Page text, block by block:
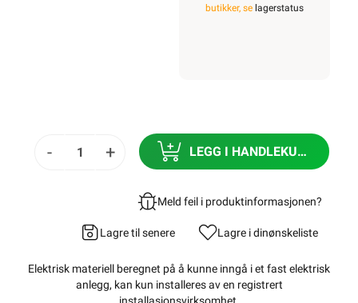
butikker, se lagerstatus
- + LEGG I HANDLEKURV
Meld feil i produktinformasjonen?
Lagre til senere Lagre i dinønskeliste
Elektrisk materiell beregnet på å kunne inngå i et fast elektrisk
anlegg, kan kun installeres av en registrert